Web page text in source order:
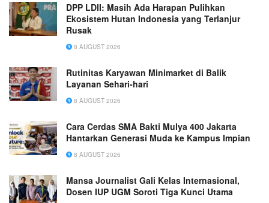
DPP LDII: Masih Ada Harapan Pulihkan
Ekosistem Hutan Indonesia yang Terlanjur
Rusak
8 AUGUST 2026
Rutinitas Karyawan Minimarket di Balik
Layanan Sehari-hari
8 AUGUST 2026
Cara Cerdas SMA Bakti Mulya 400 Jakarta
Hantarkan Generasi Muda ke Kampus Impian
8 AUGUST 2026
Mansa Journalist Gali Kelas Internasional,
Dosen IUP UGM Soroti Tiga Kunci Utama